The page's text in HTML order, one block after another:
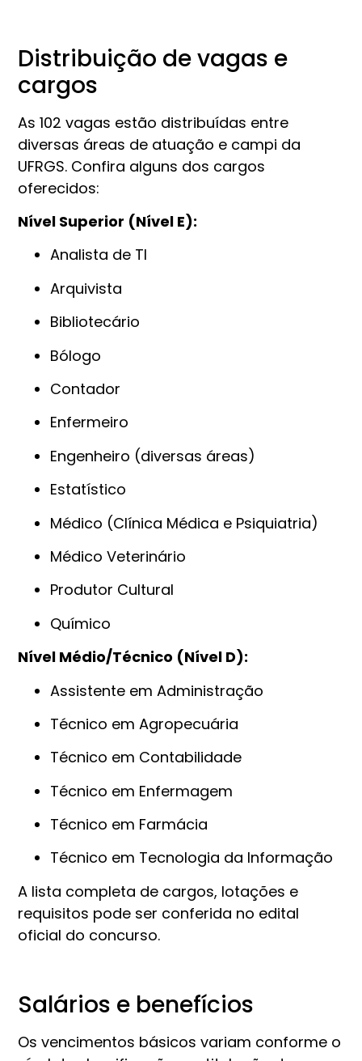
Distribuição de vagas e
cargos
As 102 vagas estão distribuídas entre
diversas áreas de atuação e campi da
UFRGS. Confira alguns dos cargos
oferecidos:
Nível Superior (Nível E):
Analista de TI
Arquivista
Bibliotecário
Bólogo
Contador
Enfermeiro
Engenheiro (diversas áreas)
Estatístico
Médico (Clínica Médica e Psiquiatria)
Médico Veterinário
Produtor Cultural
Químico
Nível Médio/Técnico (Nível D):
Assistente em Administração
Técnico em Agropecuária
Técnico em Contabilidade
Técnico em Enfermagem
Técnico em Farmácia
Técnico em Tecnologia da Informação
A lista completa de cargos, lotações e
requisitos pode ser conferida no edital
oficial do concurso.
Salários e benefícios
Os vencimentos básicos variam conforme o